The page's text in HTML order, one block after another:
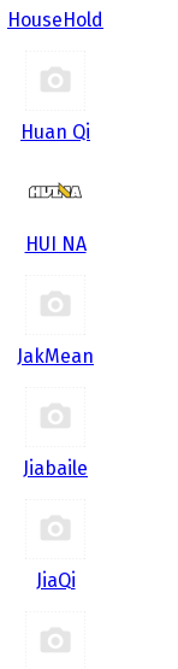
HouseHold
Huan Qi
HUI NA
JakMean
Jiabaile
JiaQi